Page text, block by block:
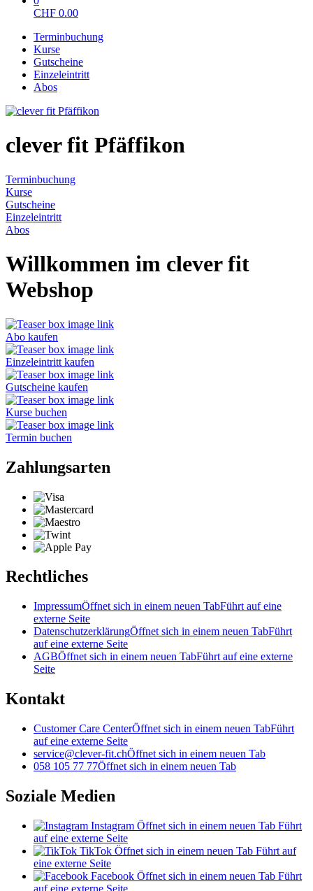
CHF 0.00
Terminbuchung
Kurse
Gutscheine
Einzeleintritt
Abos
clever fit Pfäffikon
Terminbuchung
Kurse
Gutscheine
Einzeleintritt
Abos
Willkommen im clever fit
Webshop
Abo kaufen
Einzeleintritt kaufen
Gutscheine kaufen
Kurse buchen
Termin buchen
Zahlungsarten
Rechtliches
ImpressumÖffnet sich in einem neuen TabFührt auf eine
externe Seite
DatenschutzerklärungÖffnet sich in einem neuen TabFührt
auf eine externe Seite
AGBÖffnet sich in einem neuen TabFührt auf eine externe
Seite
Kontakt
Customer Care CenterÖffnet sich in einem neuen TabFührt
auf eine externe Seite
service@clever-fit.chÖffnet sich in einem neuen Tab
058 105 77 77Öffnet sich in einem neuen Tab
Soziale Medien
Instagram Öffnet sich in einem neuen Tab Führt
auf eine externe Seite
TikTok Öffnet sich in einem neuen Tab Führt auf
eine externe Seite
Facebook Öffnet sich in einem neuen Tab Führt
auf eine externe Seite